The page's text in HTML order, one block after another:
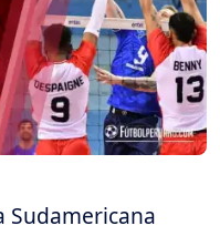
Sudamericana